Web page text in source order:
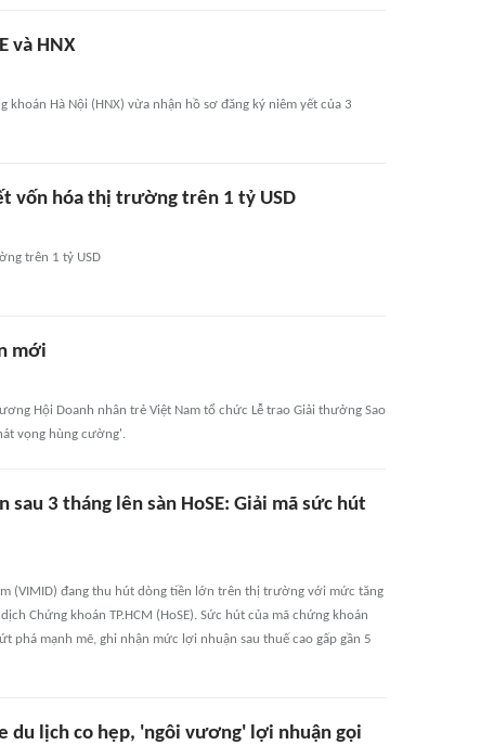
và HNX
khoán Hà Nội (HNX) vừa nhận hồ sơ đăng ký niêm yết của 3
vốn hóa thị trường trên 1 tỷ USD
trên 1 tỷ USD
mới
Hội Doanh nhân trẻ Việt Nam tổ chức Lễ trao Giải thưởng Sao
vọng hùng cường'.
sau 3 tháng lên sàn HoSE: Giải mã sức hút
(VIMID) đang thu hút dòng tiền lớn trên thị trường với mức tăng
Chứng khoán TP.HCM (HoSE). Sức hút của mã chứng khoán
mạnh mẽ, ghi nhận mức lợi nhuận sau thuế cao gấp gần 5
du lịch co hẹp, 'ngôi vương' lợi nhuận gọi